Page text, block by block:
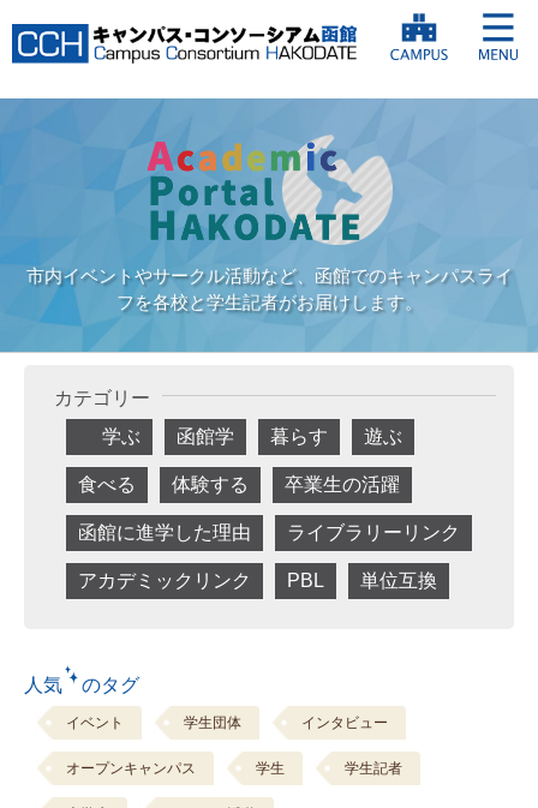
市内イベントやサークル活動など、函館でのキャンパスライ
フを各校と学生記者がお届けします。
カテゴリー
学ぶ
函館学 暮らす 遊ぶ
食べる 体験する 卒業生の活躍
函館に進学した理由 ライブラリーリンク
アカデミックリンク PBL 単位互換
人気 のタグ
イベント 学生団体 インタビュー
オープンキャンパス 学生 学生記者